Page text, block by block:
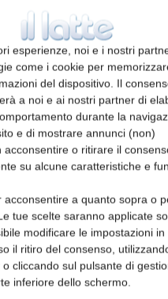
esperienze, noi e i nostri
come i cookie per
del dispositivo. Il
a noi e ai nostri partner di
durante la
e di mostrare annunci (non)
acconsentire o ritirare il
su alcune caratteristiche e
acconsentire a quanto sopra o
tue scelte saranno applicate
modificare le impostazioni in
il ritiro del consenso,
cliccando sul pulsante di
inferiore dello schermo.
del 2014, è stata
delegato,
ne tornerà proprietario
di una scelta che ha
dei 450 addetti che
di Modena
ogni anno (290mila al
Paesi. «ItalPizza ha
che rappresenta la
della pizza – ha
– e grazie a questa
azienda leader
nel mondo.
Italiana ha lo scopo di